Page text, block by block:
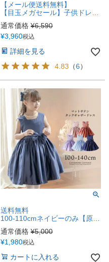
【メール便送料無料】
【目玉メガセール】子供ドレス デコルテシースルーロング レース ドレス 結婚式 発表会 ピアノ発表会 キッズ フォーマル キッズドレス レンタルより安い！キャサリンコテージ YUP12 《メール便優先商品》 | 110 120 130 140 150 160
通常価格 ¥6,590
¥3,960税込
詳細を見る
4.83 （6）
送料無料
100-110cmネイビーのみ【原価割れ！在庫限りで終了 メガ処分セール】キッズドレス マットサテン タックギャザードレス リボン 女の子 フォーマル ドレスTAK
通常価格 ¥5,000
¥1,980税込
カートに入れる